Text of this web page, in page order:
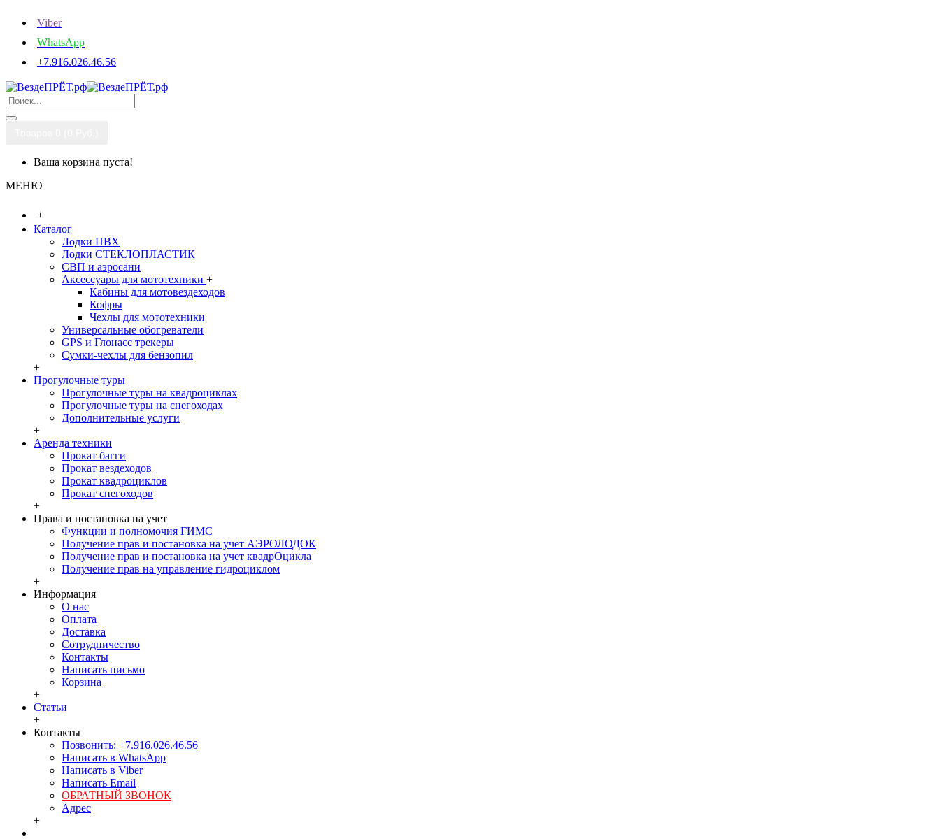
Viber
WhatsApp
+7.916.026.46.56
Ваша корзина пуста!
МЕНЮ
+
Каталог
Лодки ПВХ
Лодки СТЕКЛОПЛАСТИК
СВП и аэросани
Аксессуары для мототехники +
Кабины для мотовездеходов
Кофры
Чехлы для мототехники
Универсальные обогреватели
GPS и Глонасс трекеры
Сумки-чехлы для бензопил
+
Прогулочные туры
Прогулочные туры на квадроциклах
Прогулочные туры на снегоходах
Дополнительные услуги
+
Аренда техники
Прокат багги
Прокат вездеходов
Прокат квадроциклов
Прокат снегоходов
+
Права и постановка на учет
Функции и полномочия ГИМС
Получение прав и постановка на учет АЭРОЛОДОК
Получение прав и постановка на учет квадрОцикла
Получение прав на управление гидроциклом
+
Информация
О нас
Оплата
Доставка
Сотрудничество
Контакты
Написать письмо
Корзина
+
Статьи
+
Контакты
Позвонить: +7.916.026.46.56
Написать в WhatsApp
Написать в Viber
Написать Email
ОБРАТНЫЙ ЗВОНОК
Адрес
+